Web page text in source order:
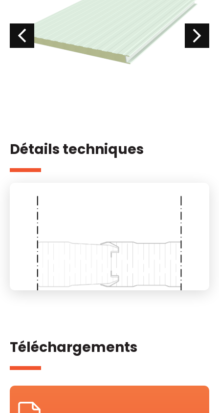
Détails techniques
Téléchargements